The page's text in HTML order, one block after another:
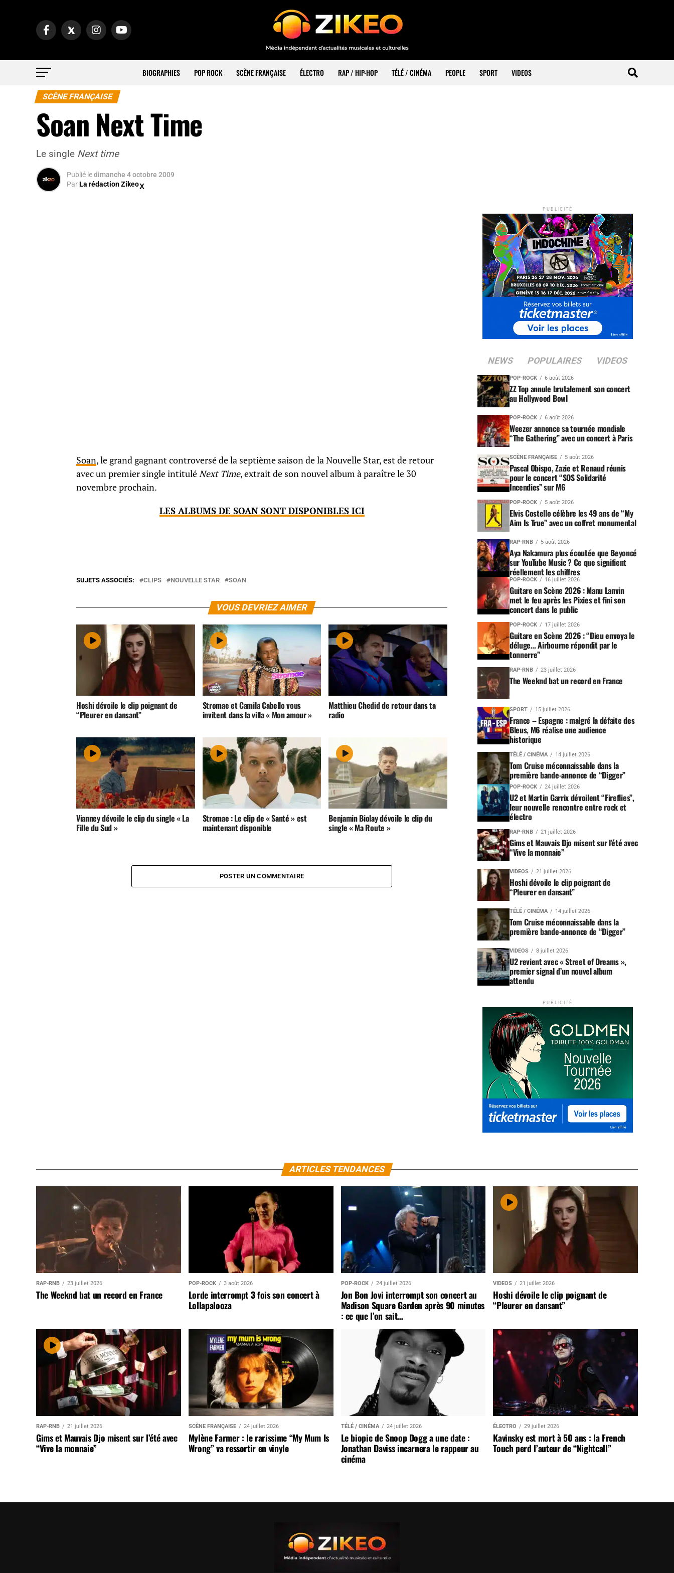
BIOGRAPHIES POP ROCK SCÈNE FRANÇAISE ÉLECTRO RAP / HIP-HOP TÉLÉ / CINÉMA PEOPLE SPORT VIDEOS
SCÈNE FRANÇAISE
Soan Next Time
Le single Next time
Publié ledimanche 4 octobre 2009
ParLa rédaction Zikeo
Soan, le grand gagnant controversé de la septième saison de la Nouvelle Star, est de retour
avec un premier single intituléNext Time, extrait de son nouvel album à paraître le 30
novembre prochain.
LES ALBUMS DE SOAN SONT DISPONIBLES ICI
SUJETS ASSOCIÉS: CLIPS NOUVELLE STAR SOAN
VOUS DEVRIEZ AIMER
Hoshi dévoile le clip poignant de
“Pleurer en dansant”
Stromae et Camila Cabello vous
invitent dans la villa « Mon amour »
Matthieu Chedid de retour dans ta
radio
Vianney dévoile le clip du single « La
Fille du Sud »
Stromae : Le clip de « Santé » est
maintenant disponible
Benjamin Biolay dévoile le clip du
single « Ma Route »
POSTER UN COMMENTAIRE
PUBLICITÉ
NEWS POPULAIRES VIDEOS
POP-ROCK 6 août 2026
ZZ Top annule brutalement son concert
au Hollywood Bowl
POP-ROCK 6 août 2026
Weezer annonce sa tournée mondiale
“The Gathering” avec un concert à Paris
SCÈNE FRANÇAISE 5 août 2026
Pascal Obispo, Zazie et Renaud réunis
pour le concert “SOS Solidarité
Incendies” sur M6
POP-ROCK 5 août 2026
Elvis Costello célèbre les 49 ans de “My
Aim Is True” avec un coffret monumental
RAP-RNB 5 août 2026
Aya Nakamura plus écoutée que Beyoncé
sur YouTube Music ? Ce que signifient
réellement les chiffres
POP-ROCK 16 juillet 2026
Guitare en Scène 2026 : Manu Lanvin
met le feu après les Pixies et fini son
concert dans le public
POP-ROCK 17 juillet 2026
Guitare en Scène 2026 : “Dieu envoya le
déluge… Airbourne répondit par le
tonnerre”
RAP-RNB 23 juillet 2026
The Weeknd bat un record en France
SPORT 15 juillet 2026
France – Espagne : malgré la défaite des
Bleus, M6 réalise une audience
historique
TÉLÉ / CINÉMA 14 juillet 2026
Tom Cruise méconnaissable dans la
première bande-annonce de “Digger”
POP-ROCK 24 juillet 2026
U2 et Martin Garrix dévoilent “Fireflies”,
leur nouvelle rencontre entre rock et
électro
RAP-RNB 21 juillet 2026
Gims et Mauvais Djo misent sur l’été avec
“Vive la monnaie”
VIDEOS 21 juillet 2026
Hoshi dévoile le clip poignant de
“Pleurer en dansant”
TÉLÉ / CINÉMA 14 juillet 2026
Tom Cruise méconnaissable dans la
première bande-annonce de “Digger”
VIDEOS 8 juillet 2026
U2 revient avec « Street of Dreams »,
premier signal d’un nouvel album
attendu
PUBLICITÉ
ARTICLES TENDANCES
RAP-RNB 23 juillet 2026
The Weeknd bat un record en France
POP-ROCK 3 août 2026
Lorde interrompt 3 fois son concert à
Lollapalooza
POP-ROCK 24 juillet 2026
Jon Bon Jovi interrompt son concert au
Madison Square Garden après 90 minutes
: ce que l’on sait…
VIDEOS 21 juillet 2026
Hoshi dévoile le clip poignant de
“Pleurer en dansant”
RAP-RNB 21 juillet 2026
Gims et Mauvais Djo misent sur l’été avec
“Vive la monnaie”
SCÈNE FRANÇAISE 24 juillet 2026
Mylène Farmer : le rarissime “My Mum Is
Wrong” va ressortir en vinyle
TÉLÉ / CINÉMA 24 juillet 2026
Le biopic de Snoop Dogg a une date :
Jonathan Daviss incarnera le rappeur au
cinéma
ÉLECTRO 29 juillet 2026
Kavinsky est mort à 50 ans : la French
Touch perd l’auteur de “Nightcall”